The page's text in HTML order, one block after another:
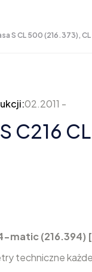
S CL 500 (216.373),
02.2011 -
C216
matic (216.394)
techniczne